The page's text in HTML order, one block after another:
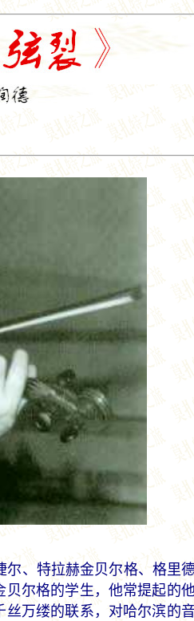
、特拉赫金贝尔格、格里
尔格的学生，他常提起的
万缕的联系，对哈尔滨的